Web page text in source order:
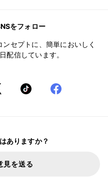
をフォロー
ンセプトに、簡単においしく
配信しています。
ありますか？
見を送る